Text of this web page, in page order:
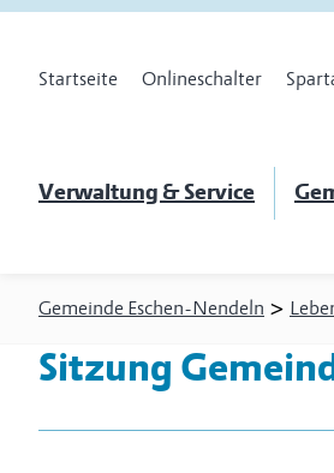
Startseite Onlineschalter
Verwaltung & Service
Gemeinde Eschen-Nendeln >
Sitzung